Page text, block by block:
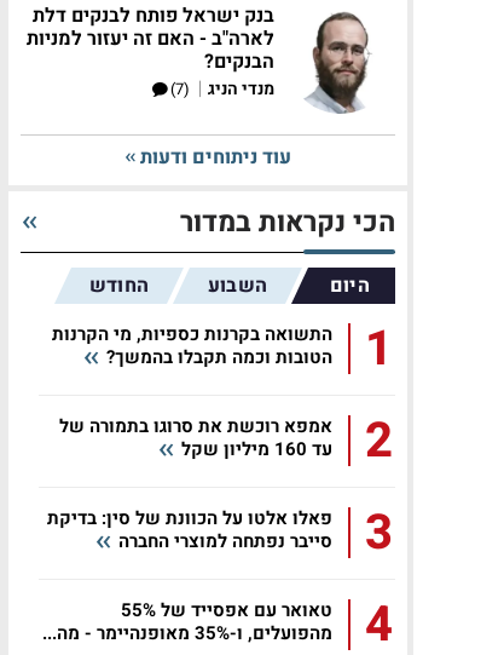
בנק ישראל פותח לבנקים דלת
לארה"ב - האם זה יעזור למניות
הבנקים?
מנדי הניג |
(7)
עוד ניתוחים ודעות
הכי נקראות במדור
היום השבוע החודש
1
התשואה בקרנות כספיות, מי הקרנות
הטובות וכמה תקבלו בהמשך?
2
אמפא רוכשת את סרוגו בתמורה של
עד 160 מיליון שקל
3
פאלו אלטו על הכוונת של סין: בדיקת
סייבר נפתחה למוצרי החברה
4
טאואר עם אפסייד של 55%
מהפועלים, ו-35% מאופנהיימר - מה...